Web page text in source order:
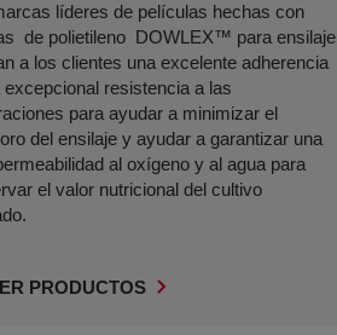
líderes de películas hechas con
de polietileno DOWLEX™ para ensilaje
a los clientes una excelente adherencia
excepcional resistencia a las
para ayudar a minimizar el
del ensilaje y ayudar a garantizar una
al oxígeno y al agua para
el valor nutricional del cultivo
PRODUCTOS